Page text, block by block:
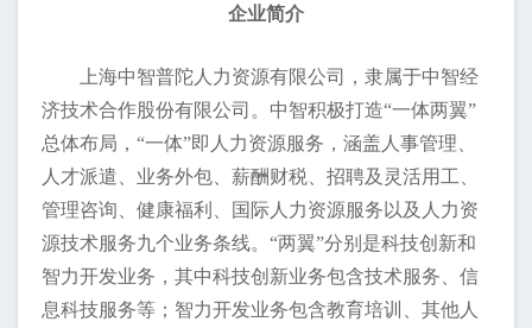
企业简介
上海中智普陀人力资源有限公司，隶属于中智经
济技术合作股份有限公司。中智积极打造“一体两翼”
总体布局，“一体”即人力资源服务，涵盖人事管理、
人才派遣、业务外包、薪酬财税、招聘及灵活用工、
管理咨询、健康福利、国际人力资源服务以及人力资
源技术服务九个业务条线。“两翼”分别是科技创新和
智力开发业务，其中科技创新业务包含技术服务、信
息科技服务等；智力开发业务包含教育培训、其他人